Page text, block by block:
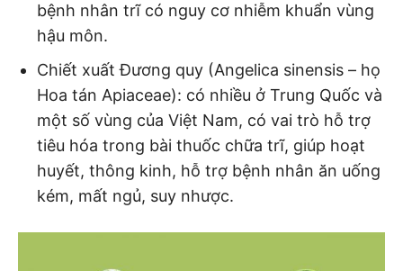
bệnh nhân trĩ có nguy cơ nhiễm khuẩn vùng
hậu môn.
Chiết xuất Đương quy (Angelica sinensis – họ
Hoa tán Apiaceae): có nhiều ở Trung Quốc và
một số vùng của Việt Nam, có vai trò hỗ trợ
tiêu hóa trong bài thuốc chữa trĩ, giúp hoạt
huyết, thông kinh, hỗ trợ bệnh nhân ăn uống
kém, mất ngủ, suy nhược.